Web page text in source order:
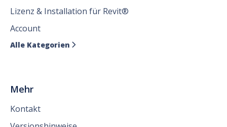
Lizenz & Installation für Revit®
Account
Alle Kategorien 
Mehr
Kontakt